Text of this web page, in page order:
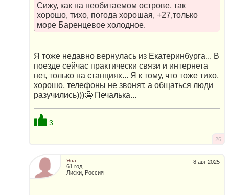
Сижу, как на необитаемом острове, так
хорошо, тихо, погода хорошая, +27,только
море Баренцевое холодное.
Я тоже недавно вернулась из Екатеринбурга... В
поезде сейчас практически связи и интернета
нет, только на станциях... Я к тому, что тоже тихо,
хорошо, телефоны не звонят, а общаться люди
разучились)))🤐 Печалька...
3
26
8 авг 2025
Яна
61 год
Лиски, Россия